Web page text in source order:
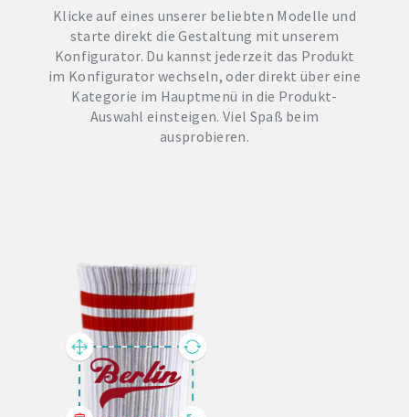
Klicke auf eines unserer beliebten Modelle und
starte direkt die Gestaltung mit unserem
Konfigurator. Du kannst jederzeit das Produkt
im Konfigurator wechseln, oder direkt über eine
Kategorie im Hauptmenü in die Produkt-
Auswahl einsteigen. Viel Spaß beim
ausprobieren.